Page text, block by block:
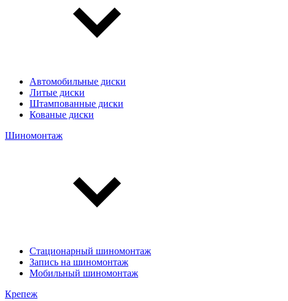
Автомобильные диски
Литые диски
Штампованные диски
Кованые диски
Шиномонтаж
Стационарный шиномонтаж
Запись на шиномонтаж
Мобильный шиномонтаж
Крепеж